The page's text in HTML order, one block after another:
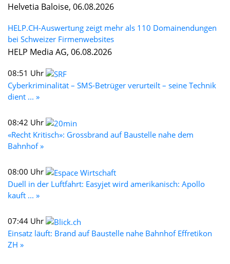
Helvetia Baloise, 06.08.2026
HELP.CH-Auswertung zeigt mehr als 110 Domainendungen
bei Schweizer Firmenwebsites
HELP Media AG, 06.08.2026
08:51 Uhr
Cyberkriminalität – SMS-Betrüger verurteilt – seine Technik
dient ... »
08:42 Uhr
«Recht Kritisch»: Grossbrand auf Baustelle nahe dem
Bahnhof »
08:00 Uhr
Duell in der Luftfahrt: Easyjet wird amerikanisch: Apollo
kauft ... »
07:44 Uhr
Einsatz läuft: Brand auf Baustelle nahe Bahnhof Effretikon
ZH »